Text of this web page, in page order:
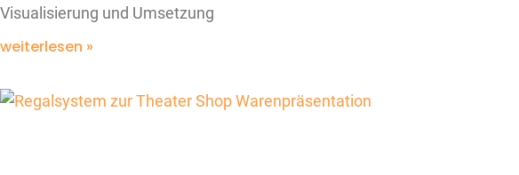
Visualisierung und Umsetzung
weiterlesen »